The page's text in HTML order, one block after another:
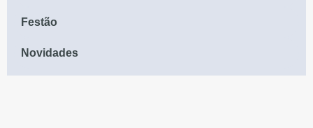
Festão
Novidades